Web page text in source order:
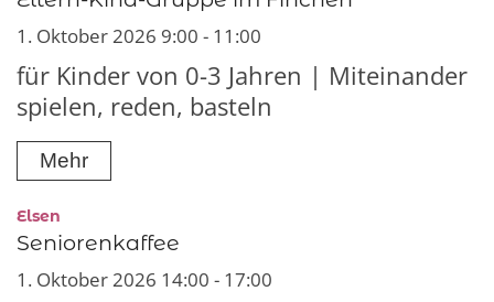
1. Oktober 2026 9:00 - 11:00
für Kinder von 0-3 Jahren | Miteinander
spielen, reden, basteln
Mehr
Elsen
Seniorenkaffee
1. Oktober 2026 14:00 - 17:00